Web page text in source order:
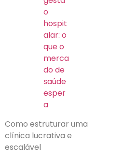
o
hospit
alar: o
que o
merca
do de
saúde
esper
a
Como estruturar uma
clínica lucrativa e
escalável